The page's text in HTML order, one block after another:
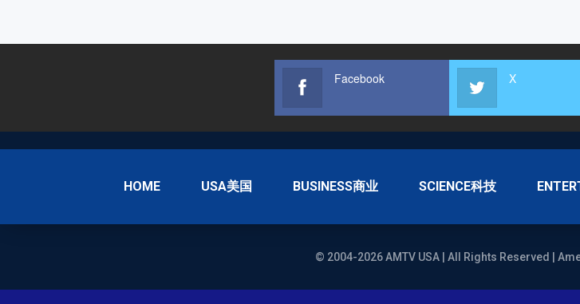
Facebook X
HOME USA美国 BUSINESS商业 SCIENCE科技
© 2004-2026 AMTV USA | All Rights Reserved |